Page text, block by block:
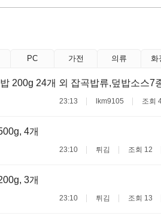
PC 가전 의류 화
200g 24개 외 잡곡밥류,덮밥소스7
23:13 lkm9105 조회
4개
23:10 튀김 조회 12
3개
23:10 튀김 조회 13